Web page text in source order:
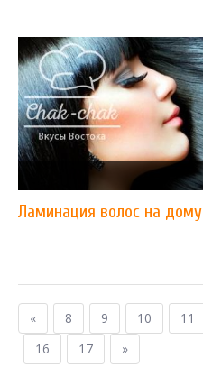
Ламинация волос на дому
« 8 9 10 11
16
17 »